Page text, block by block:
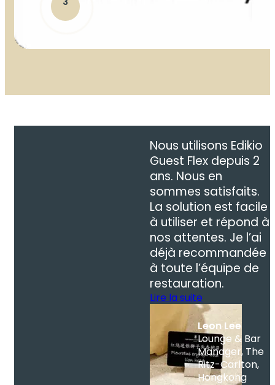
Nous utilisons Edikio
Guest Flex depuis 2
ans. Nous en
sommes satisfaits.
La solution est facile
à utiliser et répond à
nos attentes. Je l’ai
déjà recommandée
à toute l’équipe de
restauration.
Lire la suite
Leon Lee
Lounge & Bar
Manager, The
Ritz-Carlton,
Hongkong